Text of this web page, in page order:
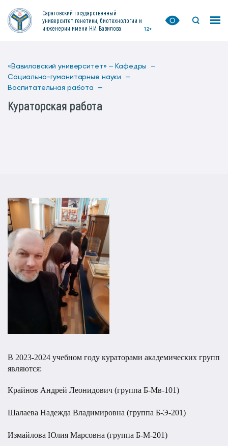
Саратовский государственный
университет генетики, биотехнологии и
инженерии имени Н.И. Вавилова
12+
«Вавиловский университет» — Кафедры —
Социально-гуманитарные науки —
Воспитательная работа —
Кураторская работа
В 2023-2024 учебном году кураторами академических групп
являются:
Крайнов Андрей Леонидович (группа Б-Мв-101)
Шалаева Надежда Владимировна (группа Б-Э-201)
Измайлова Юлия Марсовна (группа Б-М-201)